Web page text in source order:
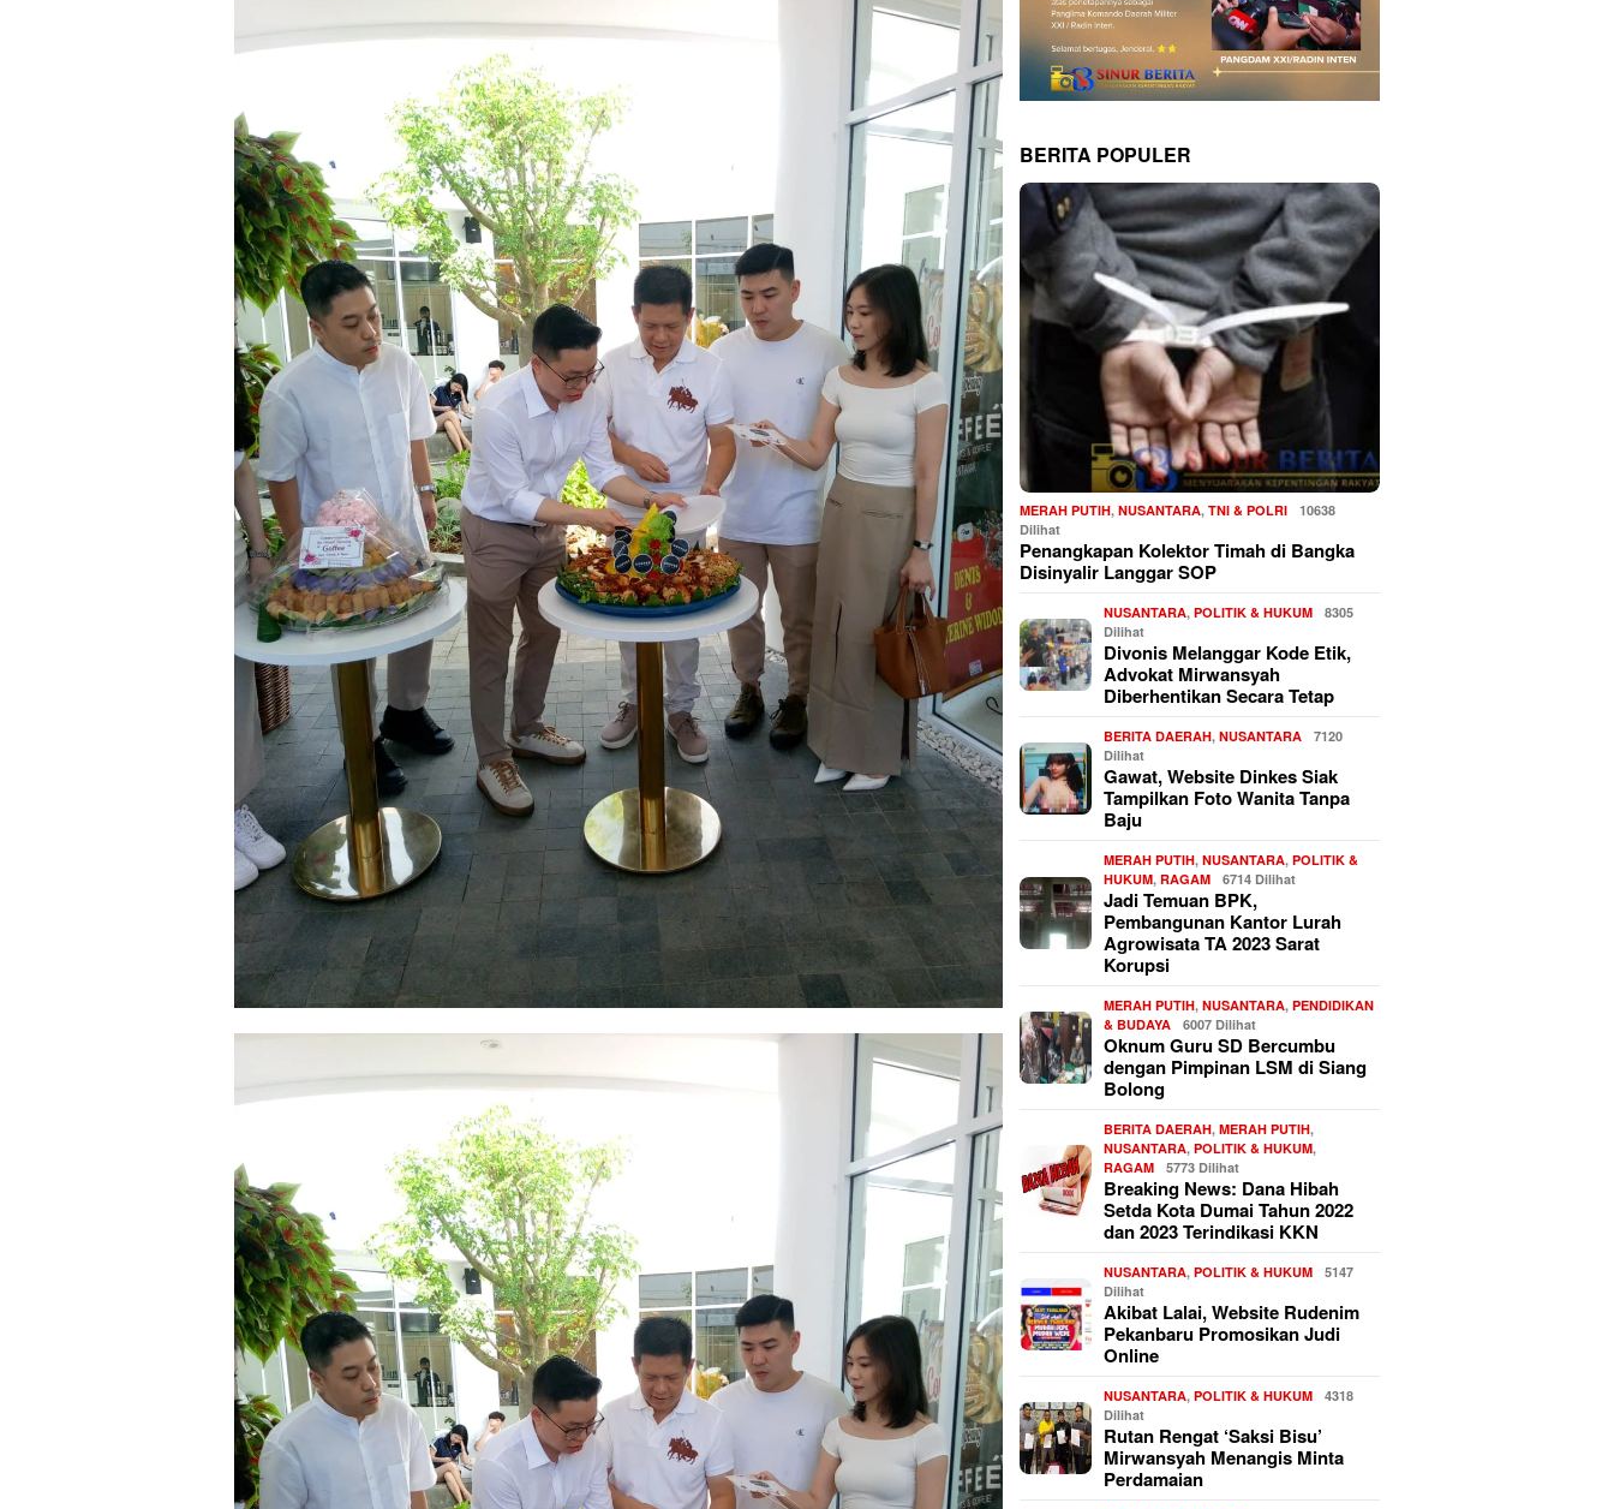
BERITA POPULER
MERAH PUTIH,NUSANTARA,TNI & POLRI
10638
Dilihat
Penangkapan Kolektor Timah di Bangka
Disinyalir Langgar SOP
NUSANTARA,POLITIK & HUKUM
8305
Dilihat
Divonis Melanggar Kode Etik,
Advokat Mirwansyah
Diberhentikan Secara Tetap
BERITA DAERAH,NUSANTARA
7120
Dilihat
Gawat, Website Dinkes Siak
Tampilkan Foto Wanita Tanpa
Baju
MERAH PUTIH,NUSANTARA,POLITIK &
HUKUM,RAGAM 6714 Dilihat
Jadi Temuan BPK,
Pembangunan Kantor Lurah
Agrowisata TA 2023 Sarat
Korupsi
MERAH PUTIH,NUSANTARA,PENDIDIKAN
& BUDAYA
6007 Dilihat
Oknum Guru SD Bercumbu
dengan Pimpinan LSM di Siang
Bolong
BERITA DAERAH,MERAH PUTIH,
NUSANTARA,POLITIK & HUKUM,
RAGAM
5773 Dilihat
Breaking News: Dana Hibah
Setda Kota Dumai Tahun 2022
dan 2023 Terindikasi KKN
NUSANTARA,POLITIK & HUKUM
5147
Dilihat
Akibat Lalai, Website Rudenim
Pekanbaru Promosikan Judi
Online
NUSANTARA,POLITIK & HUKUM
4318
Dilihat
Rutan Rengat ‘Saksi Bisu’
Mirwansyah Menangis Minta
Perdamaian